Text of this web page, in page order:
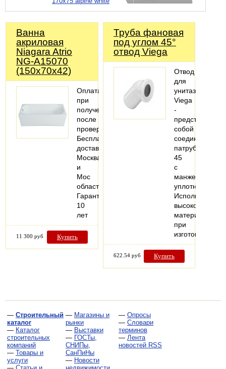
Ванна
акриловая
Niagara Atrio
NG-A15070
(150х70х42)
Оплата
при
получении
после
проверки
Бесплатная
доставка
Москва
и
Мос
область
Гарантия
10
лет
11 300 руб Купить
Труба фановая
под углом 45°
отвод Viega
Отвод
для
унитаза
Viega
-
представляет
собой
патрубок
45
с
манжетным
уплотнением.
Использование
материалов
при
изготовлении…
622.54 руб Купить
— Строительный
каталог
— Каталог
строительных
компаний
— Товары и
услуги
— Статьи и
— Магазины и
рынки
— Выставки
— ГОСТы,
СНИПы,
СанПиНы
— Новости
недвижимости
— Опросы
— Словари
терминов
— Лента
новостей RSS